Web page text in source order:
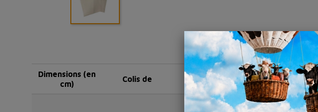
Dimensions (en
cm)
Colis de Référence
1-2
(prix HT)